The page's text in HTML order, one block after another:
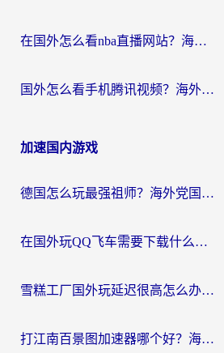
在国外怎么看nba直播网站？海外党专属体育观赛指南，告别地区限制！
国外怎么看手机腾讯视频？海外党亲测有效的追剧加速器选择指南
加速国内游戏
德国怎么玩最强祖师？海外党国服游戏加速器选择全攻略（附宝可梦Online实测）
在国外玩QQ飞车需要下载什么加速器呢？海外党亲测有效的国服游戏加速指南
雪糕工厂国外玩延迟很高怎么办？海外玩家国服游戏加速终极攻略（附实测推荐）
打江南百景图加速器哪个好？海外党踩坑N次后，终于找到不卡的秘诀